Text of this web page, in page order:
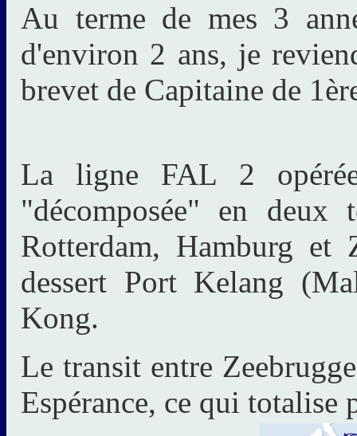
Au terme de mes 3
d'environ 2 ans, je
brevet de Capitaine de
La ligne FAL 2
"décomposée" en
Rotterdam, Hamburg et
dessert Port Kelang
Kong.
Le transit entre
Espérance, ce qui totalise